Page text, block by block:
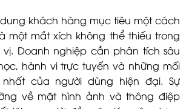
khách hàng mục tiêu một cách
một mắt xích không thể thiếu trong
vị. Doanh nghiệp cần phân tích sâu
hành vi trực tuyến và những mối
của người dùng hiện đại. Sự
về mặt hình ảnh và thông điệp